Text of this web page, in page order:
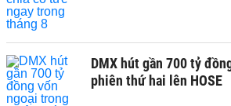
DMX hút gần 700 tỷ
phiên thứ hai lên HOSE